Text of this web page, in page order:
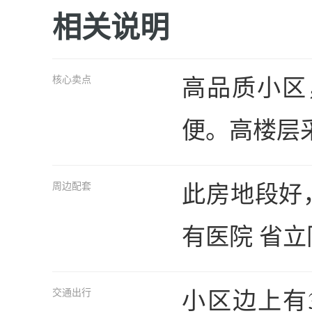
相关说明
核心卖点
高品质小
便。高楼层
周边配套
此房地段
有医院 省
交通出行
小区边上